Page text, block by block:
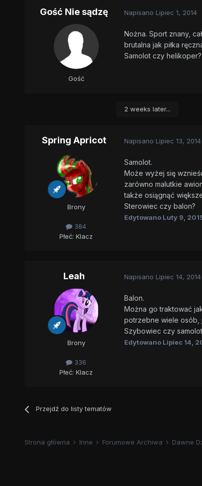
Gość Nie sądzę
Gość
Napisano Lipiec 1, 2014
Nożna. Sport znany,
brutalna jak piłka
Samolot czy helikoper?
2 weeks later...
Spring Apricot
Brony
384
Płeć: Klacz
Napisano Lipiec 13, 2014
Samolot.
Może wyżej się
zarówno malutkie
także osiągnąć
Sterowiec czy balon?
Edytowano Luty 9,
Leah
Brony
336
Płeć: Klacz
Napisano Lipiec 14, 2014
Balon.
Można go traktować
potrzebne wiele osób,
Szybowiec czy
Edytowano Lipiec 14,
Przejdź do listy tematów
Strona główna Inne Forumowe Archiwa Dawne